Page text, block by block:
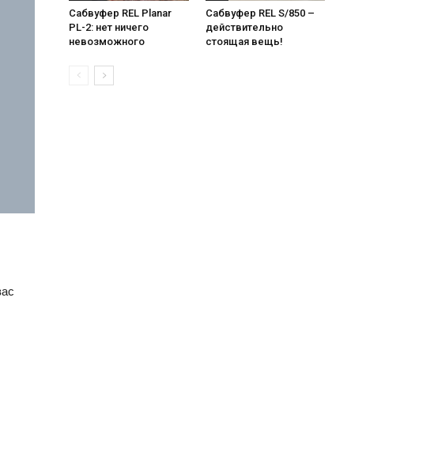
Сабвуфер REL Planar
PL-2: нет ничего
невозможного
Сабвуфер REL S/850 –
действительно
стоящая вещь!